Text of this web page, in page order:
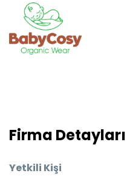
Firma Detayları
Yetkili Kişi